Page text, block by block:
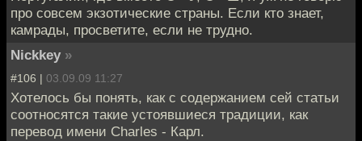
про совсем экзотические страны. Если кто знает,
камрады, просветите, если не трудно.
Nickkey »
#106 | 03.09.09 11:27
Хотелось бы понять, как с содержанием сей статьи
соотносятся такие устоявшиеся традиции, как
перевод имени Charles - Карл.